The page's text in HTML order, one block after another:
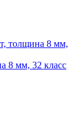
8 мм, 32 класс